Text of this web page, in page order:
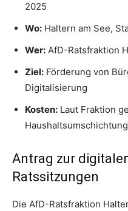
2025
Wo: Haltern am See,
Wer: AfD-Ratsfraktion
Ziel: Förderung von
Digitalisierung
Kosten: Laut Fraktion
Antrag zur
Ratssitzungen
Die AfD-Ratsfraktion